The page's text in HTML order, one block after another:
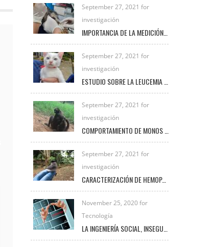
September 27, 2021 for
investigación
September 27, 2021 for
investigación
September 27, 2021 for
investigación
September 27, 2021 for
investigación
CARACTERIZACIÓN DE HEMOPARÁSITOS PRESENTES EN AVES SILVESTRES EN EL MUNICIPIO DE FREDONIA DURANTE EL PERIODO 2020 – 2021
November 25, 2020 for
Tecnología